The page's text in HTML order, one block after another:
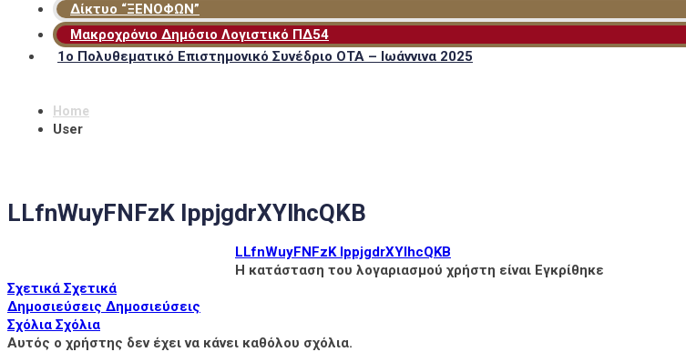
Δίκτυο “ΞΕΝΟΦΩΝ”
Μακροχρόνιο Δημόσιο Λογιστικό ΠΔ54
1ο Πολυθεματικό Επιστημονικό Συνέδριο ΟΤΑ – Ιωάννινα 2025
Home
User
LLfnWuyFNFzK IppjgdrXYlhcQKB
LLfnWuyFNFzK IppjgdrXYlhcQKB
Η κατάσταση του λογαριασμού χρήστη είναι Εγκρίθηκε
Σχετικά Σχετικά
Δημοσιεύσεις Δημοσιεύσεις
Σχόλια Σχόλια
Αυτός ο χρήστης δεν έχει να κάνει καθόλου σχόλια.